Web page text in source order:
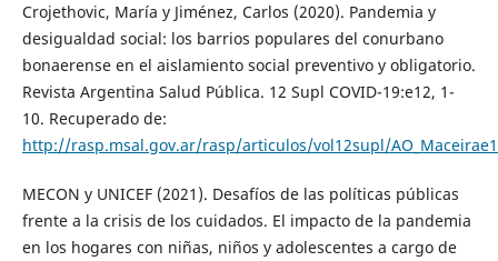
Crojethovic, María y Jiménez, Carlos (2020). Pandemia y
desigualdad social: los barrios populares del conurbano
bonaerense en el aislamiento social preventivo y obligatorio.
Revista Argentina Salud Pública. 12 Supl COVID-19:e12, 1-
10. Recuperado de:
http://rasp.msal.gov.ar/rasp/articulos/vol12supl/
MECON y UNICEF (2021). Desafíos de las políticas públicas
frente a la crisis de los cuidados. El impacto de la pandemia
en los hogares con niñas, niños y adolescentes a cargo de